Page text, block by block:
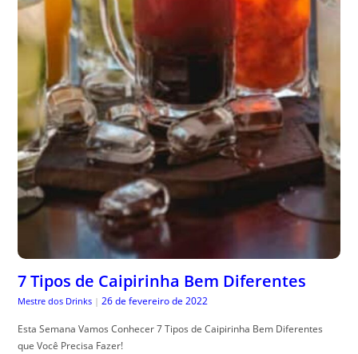
7 Tipos de Caipirinha Bem Diferentes
Mestre dos Drinks | 26 de fevereiro de 2022
Esta Semana Vamos Conhecer 7 Tipos de Caipirinha Bem Diferentes
que Você Precisa Fazer!